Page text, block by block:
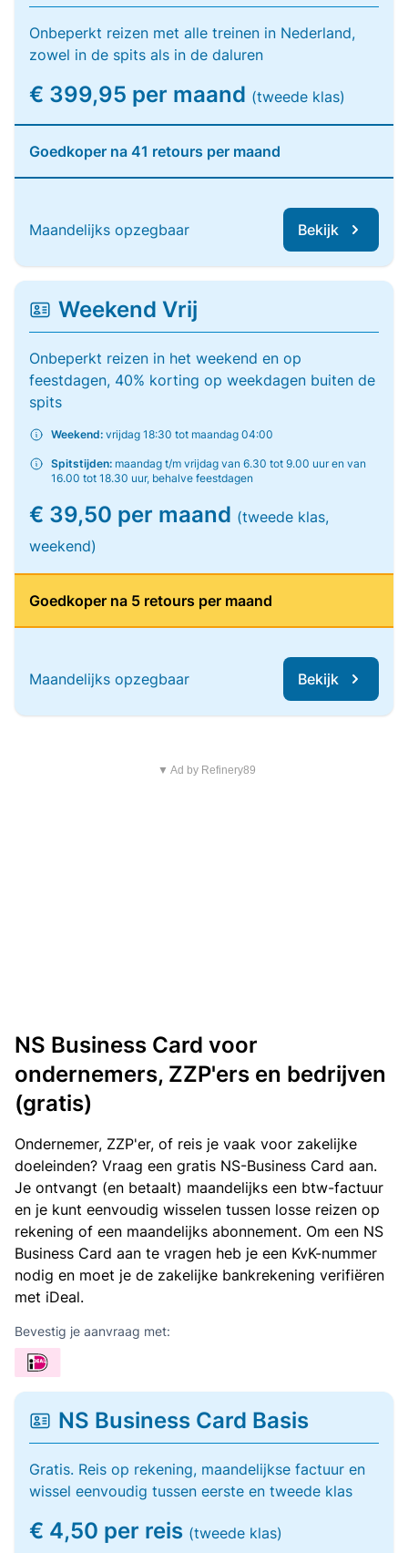
Onbeperkt reizen met alle treinen in Nederland,
zowel in de spits als in de daluren
€ 399,95 per maand (tweede klas)
Goedkoper na 41 retours per maand
Maandelijks opzegbaar Bekijk
Weekend Vrij
Onbeperkt reizen in het weekend en op
feestdagen, 40% korting op weekdagen buiten de
spits
Weekend: vrijdag 18:30 tot maandag 04:00
Spitstijden: maandag t/m vrijdag van 6.30 tot 9.00 uur en van
16.00 tot 18.30 uur, behalve feestdagen
€ 39,50 per maand (tweede klas,
weekend)
Goedkoper na 5 retours per maand
Maandelijks opzegbaar Bekijk
▼ Ad by Refinery89
NS Business Card voor
ondernemers, ZZP'ers en bedrijven
(gratis)
Ondernemer, ZZP'er, of reis je vaak voor zakelijke
doeleinden? Vraag een gratis NS-Business Card aan.
Je ontvangt (en betaalt) maandelijks een btw-factuur
en je kunt eenvoudig wisselen tussen losse reizen op
rekening of een maandelijks abonnement. Om een NS
Business Card aan te vragen heb je een KvK-nummer
nodig en moet je de zakelijke bankrekening verifiëren
met iDeal.
Bevestig je aanvraag met:
NS Business Card Basis
Gratis. Reis op rekening, maandelijkse factuur en
wissel eenvoudig tussen eerste en tweede klas
€ 4,50 per reis (tweede klas)